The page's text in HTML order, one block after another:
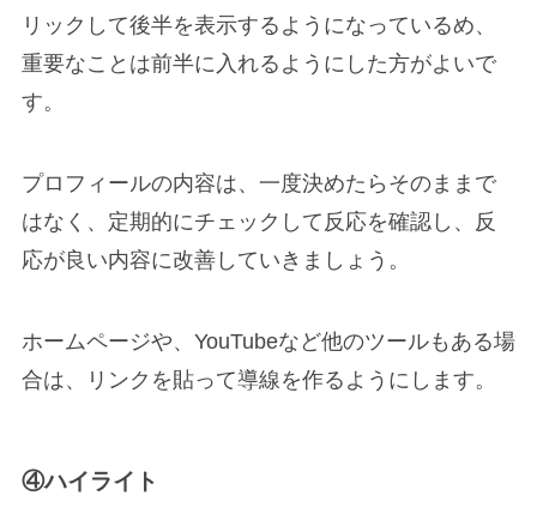
リックして後半を表示するようになっているめ、
重要なことは前半に入れるようにした方がよいで
す。
プロフィールの内容は、一度決めたらそのままで
はなく、定期的にチェックして反応を確認し、反
応が良い内容に改善していきましょう。
ホームページや、YouTubeなど他のツールもある場
合は、リンクを貼って導線を作るようにします。
④ハイライト